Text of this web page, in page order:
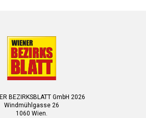
BEZIRKSBLATT GmbH 2026
Windmühlgasse 26
1060 Wien.